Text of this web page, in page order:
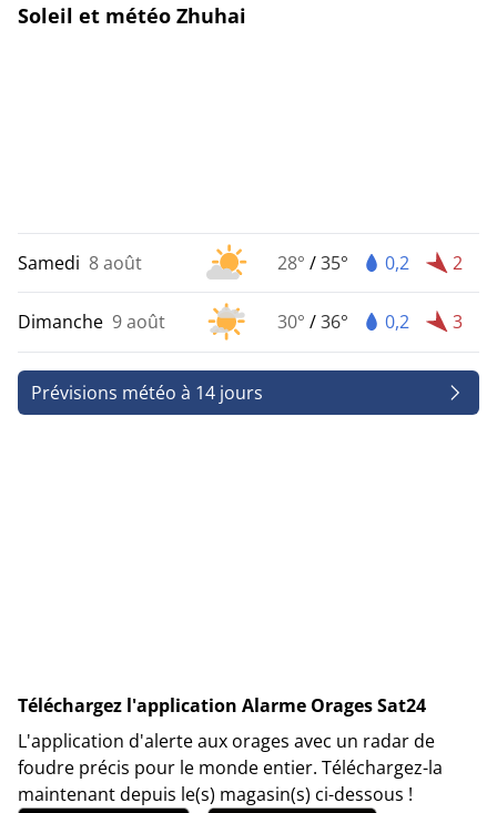
Soleil et météo Zhuhai
Samedi 8 août 28° /35° 0,2 2
Dimanche 9 août 30° /36° 0,2 3
Prévisions météo à 14 jours
Téléchargez l'application Alarme Orages Sat24
L'application d'alerte aux orages avec un radar de
foudre précis pour le monde entier. Téléchargez-la
maintenant depuis le(s) magasin(s) ci-dessous !